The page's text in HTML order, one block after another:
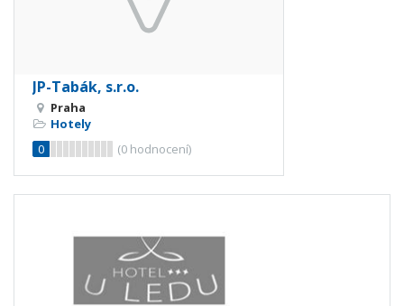
JP-Tabák, s.r.o.
Praha
Hotely
0
(0 hodnocení)